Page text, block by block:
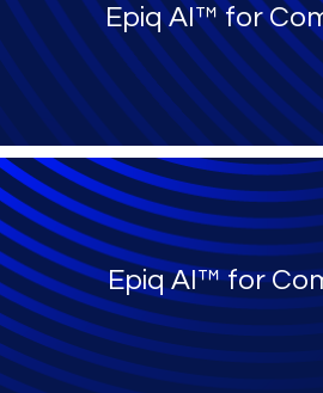
Epiq AI™ for
Epiq AI™ for